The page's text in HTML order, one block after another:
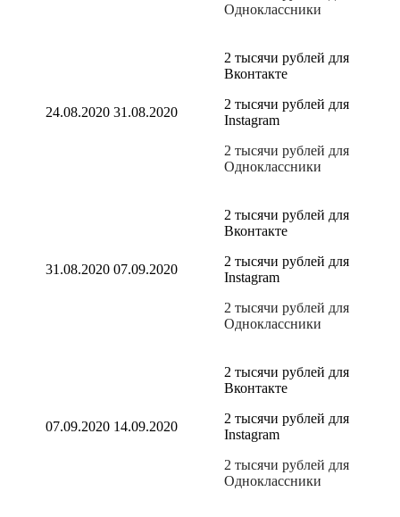
Одноклассники
24.08.2020 31.08.2020
2 тысячи рублей для
Вконтакте
2 тысячи рублей для
Instagram
2 тысячи рублей для
Одноклассники
31.08.2020 07.09.2020
2 тысячи рублей для
Вконтакте
2 тысячи рублей для
Instagram
2 тысячи рублей для
Одноклассники
07.09.2020 14.09.2020
2 тысячи рублей для
Вконтакте
2 тысячи рублей для
Instagram
2 тысячи рублей для
Одноклассники